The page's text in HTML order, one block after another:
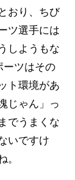
おり、ちび
ツ選手には
しようもな
ーツはその
ト環境があ
じゃん」っ
でうまくな
いですけ
。